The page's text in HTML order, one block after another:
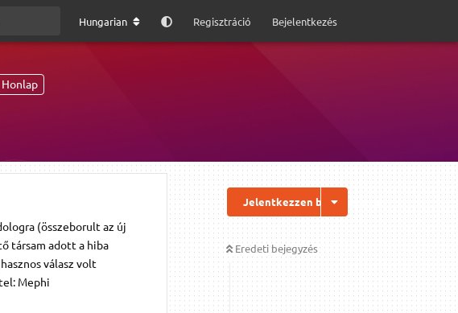
Hungarian Regisztráció Bejelentkezés
Honlap
Jelentkezzen be a válaszhoz
Eredeti bejegyzés
(összeborult az új
társam adott a hiba
válasz volt
Mephi